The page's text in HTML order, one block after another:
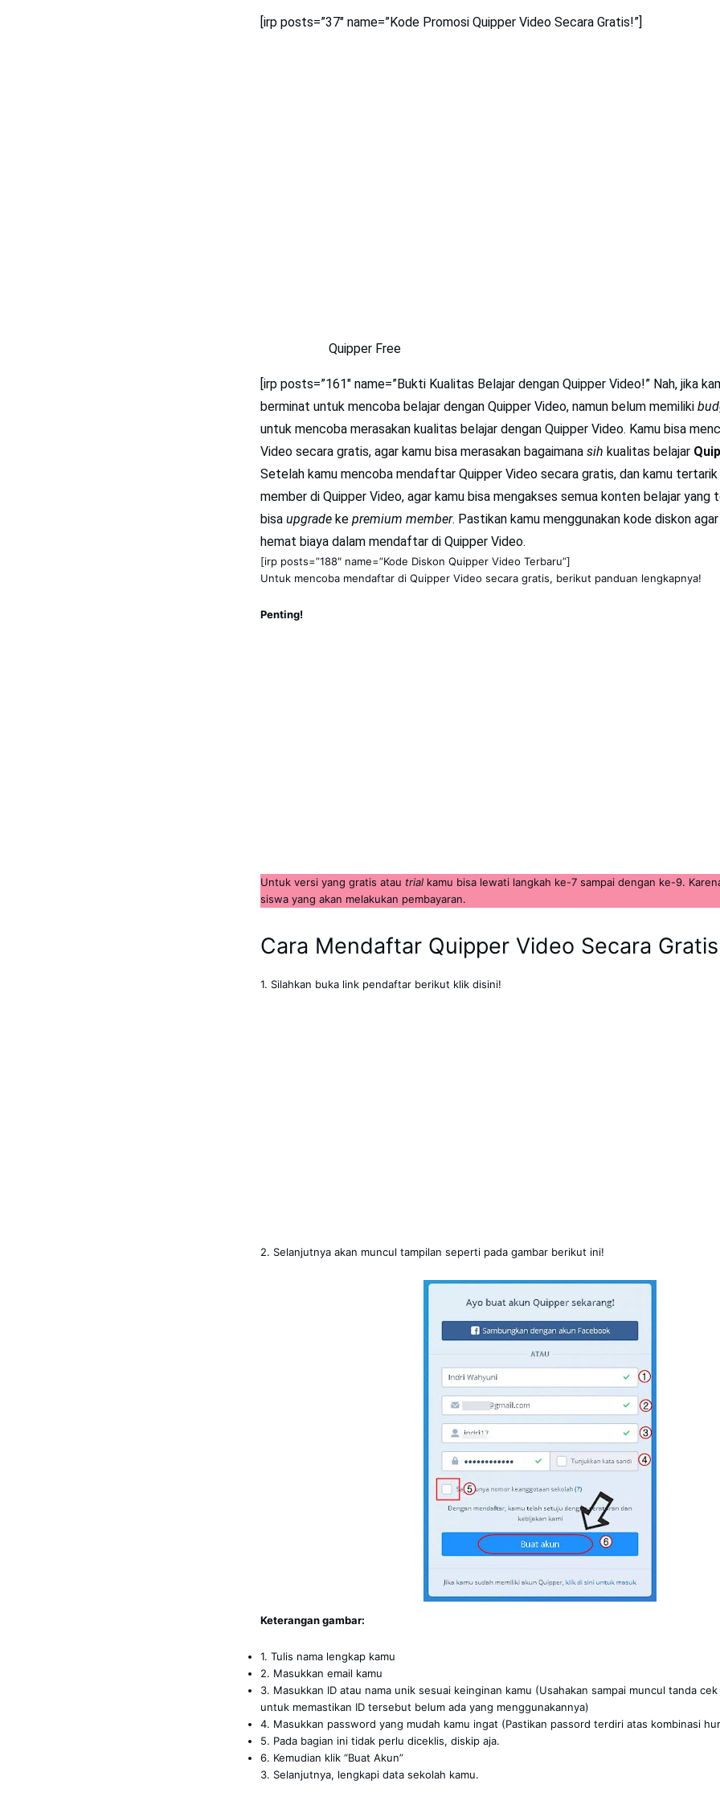
[irp posts=”37″ name=”Kode Promosi Quipper Video Secara Gratis!”]
Quipper Free
[irp posts=”161″ name=”Bukti Kualitas Belajar dengan Quipper Video!” Nah, jika
berminat untuk mencoba belajar dengan Quipper Video, namun belum memiliki
untuk mencoba merasakan kualitas belajar dengan Quipper Video. Kamu bisa
Video secara gratis, agar kamu bisa merasakan bagaimana sih kualitas belajar
Setelah kamu mencoba mendaftar Quipper Video secara gratis, dan kamu
member di Quipper Video, agar kamu bisa mengakses semua konten belajar yang
bisa upgrade ke premium member. Pastikan kamu menggunakan kode diskon
hemat biaya dalam mendaftar di Quipper Video.
[irp posts=”188″ name=”Kode Diskon Quipper Video Terbaru”]
Untuk mencoba mendaftar di Quipper Video secara gratis, berikut panduan lengkapnya!
Penting!
Untuk versi yang gratis atau trial kamu bisa lewati langkah ke-7 sampai dengan ke-9.
siswa yang akan melakukan pembayaran.
Cara Mendaftar Quipper Video Secara Gratis
1. Silahkan buka link pendaftar berikut klik disini!
2. Selanjutnya akan muncul tampilan seperti pada gambar berikut ini!
Keterangan gambar:
1. Tulis nama lengkap kamu
2. Masukkan email kamu
3. Masukkan ID atau nama unik sesuai keinginan kamu (Usahakan sampai muncul tanda
untuk memastikan ID tersebut belum ada yang menggunakannya)
4. Masukkan password yang mudah kamu ingat (Pastikan passord terdiri atas kombinasi
5. Pada bagian ini tidak perlu diceklis, diskip aja.
6. Kemudian klik “Buat Akun”
3. Selanjutnya, lengkapi data sekolah kamu.